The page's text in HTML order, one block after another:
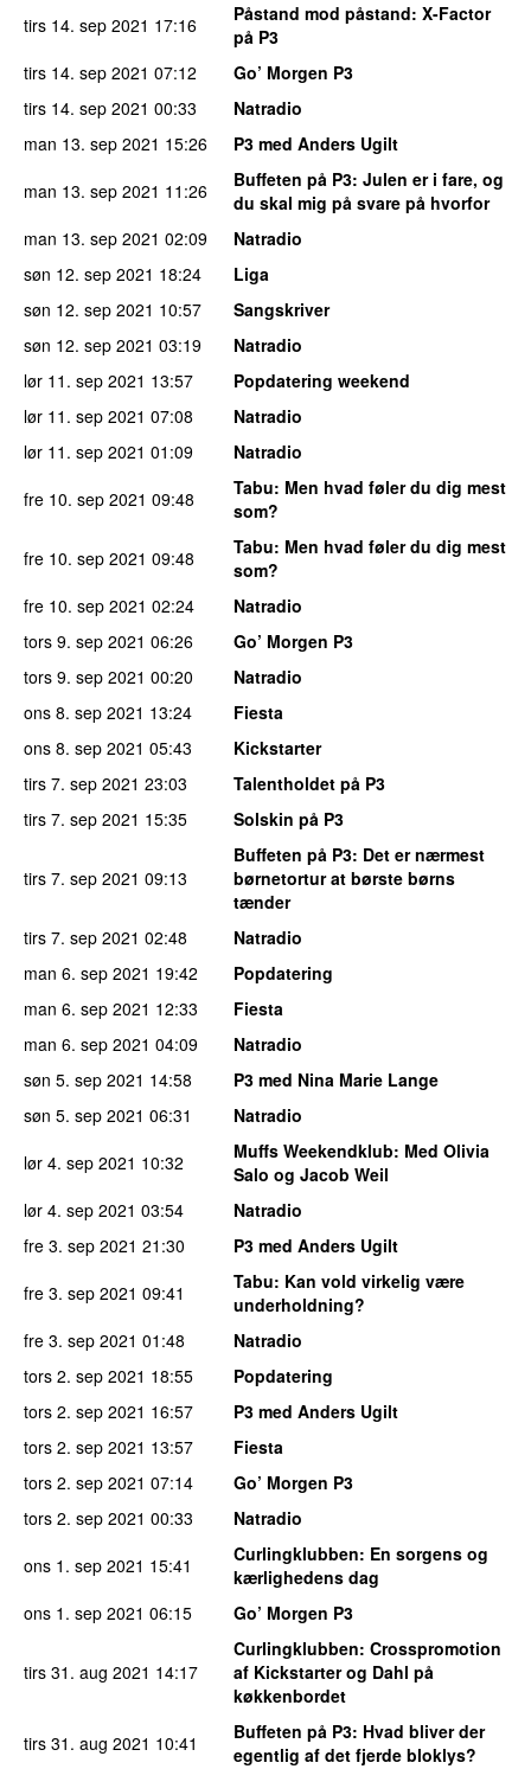
tirs 14. sep 2021 17:16 Påstand mod påstand: X-Factor
på P3
tirs 14. sep 2021 07:12
Go’ Morgen P3
tirs 14. sep 2021 00:33
Natradio
man 13. sep 2021 15:26
P3 med Anders Ugilt
man 13. sep 2021 11:26 Buffeten på P3: Julen er i fare, og
du skal mig på svare på hvorfor
man 13. sep 2021 02:09
Natradio
søn 12. sep 2021 18:24
Liga
søn 12. sep 2021 10:57
Sangskriver
søn 12. sep 2021 03:19
Natradio
lør 11. sep 2021 13:57
Popdatering weekend
lør 11. sep 2021 07:08
Natradio
lør 11. sep 2021 01:09
Natradio
fre 10. sep 2021 09:48 Tabu: Men hvad føler du dig mest
som?
fre 10. sep 2021 09:48 Tabu: Men hvad føler du dig mest
som?
fre 10. sep 2021 02:24
Natradio
tors 9. sep 2021 06:26
Go’ Morgen P3
tors 9. sep 2021 00:20
Natradio
ons 8. sep 2021 13:24
Fiesta
ons 8. sep 2021 05:43
Kickstarter
tirs 7. sep 2021 23:03
Talentholdet på P3
tirs 7. sep 2021 15:35 Solskin på P3
tirs 7. sep 2021 09:13
Buffeten på P3: Det er nærmest
børnetortur at børste børns
tænder
tirs 7. sep 2021 02:48
Natradio
man 6. sep 2021 19:42
Popdatering
man 6. sep 2021 12:33
Fiesta
man 6. sep 2021 04:09
Natradio
søn 5. sep 2021 14:58
P3 med Nina Marie Lange
søn 5. sep 2021 06:31
Natradio
lør 4. sep 2021 10:32 Muffs Weekendklub: Med Olivia
Salo og Jacob Weil
lør 4. sep 2021 03:54
Natradio
fre 3. sep 2021 21:30
P3 med Anders Ugilt
fre 3. sep 2021 09:41 Tabu: Kan vold virkelig være
underholdning?
fre 3. sep 2021 01:48
Natradio
tors 2. sep 2021 18:55
Popdatering
tors 2. sep 2021 16:57
P3 med Anders Ugilt
tors 2. sep 2021 13:57
Fiesta
tors 2. sep 2021 07:14
Go’ Morgen P3
tors 2. sep 2021 00:33
Natradio
ons 1. sep 2021 15:41 Curlingklubben: En sorgens og
kærlighedens dag
ons 1. sep 2021 06:15 Go’ Morgen P3
tirs 31. aug 2021 14:17
Curlingklubben: Crosspromotion
af Kickstarter og Dahl på
køkkenbordet
tirs 31. aug 2021 10:41 Buffeten på P3: Hvad bliver der
egentlig af det fjerde bloklys?